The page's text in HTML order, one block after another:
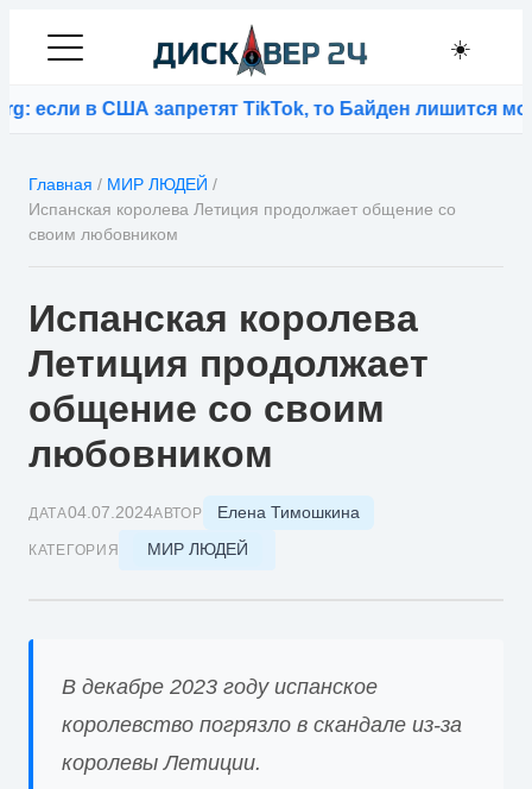
☀️
в США запретят TikTok, то Байден лишится молодых
Главная / МИР ЛЮДЕЙ /
Испанская королева Летиция продолжает общение со
своим любовником
Испанская королева
Летиция продолжает
общение со своим
любовником
ДАТА04.07.2024АВТОР Елена Тимошкина
КАТЕГОРИЯ МИР ЛЮДЕЙ
В декабре 2023 году испанское
королевство погрязло в скандале из-за
королевы Летиции.